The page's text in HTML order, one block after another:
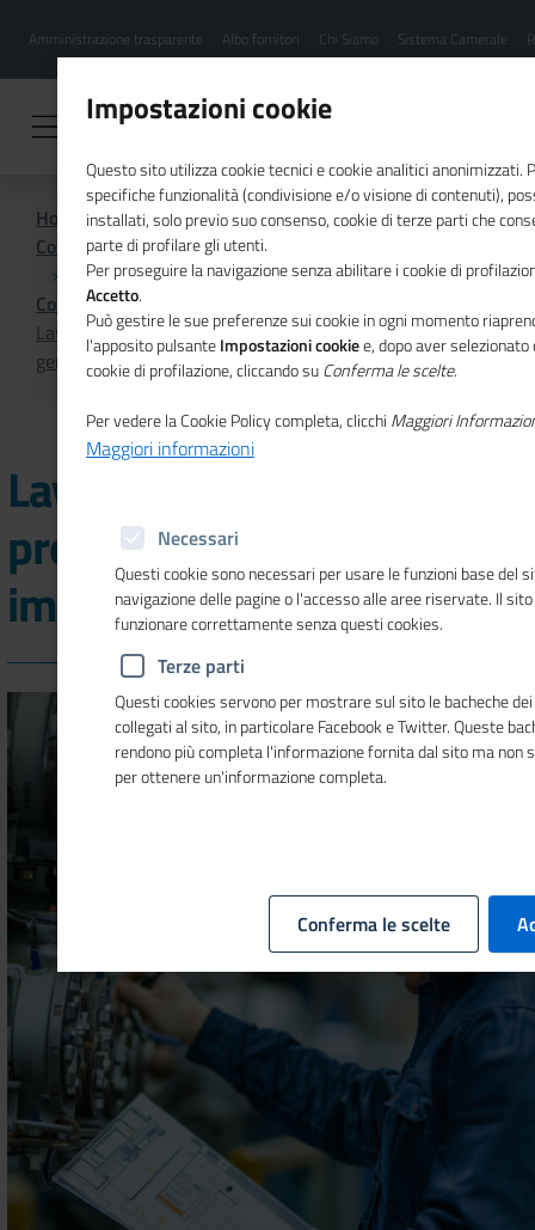
contenuto
Menu
hamburgher
Amministrazione trasparente Albo fornitori Chi Siamo Sistema Camerale
Home
Comunicazione istituzionale per il sistema camerale
Comunicati Stampa
Lavoro: 527mila contratti programmati dalle imprese a
gennaio
Lavoro: 527mila contratti
programmati dalle
imprese a gennaio
Impostazioni cookie
Questo sito utilizza cookie tecnici e cookie analitici anonimizzati.
specifiche funzionalità (condivisione e/o visione di contenuti),
installati, solo previo suo consenso, cookie di terze parti che
parte di profilare gli utenti.
Per proseguire la navigazione senza abilitare i cookie di
Accetto.
Può gestire le sue preferenze sui cookie in ogni momento
l'apposito pulsanteImpostazioni cookiee, dopo aver
cookie di profilazione, cliccando suConferma le scelte.
Per vedere la Cookie Policy completa, clicchi Maggiori
Maggiori informazioni
Necessari
Questi cookie sono necessari per usare le funzioni base del
navigazione delle pagine o l'accesso alle aree riservate. Il
funzionare correttamente senza questi cookies.
Terze parti
Questi cookies servono per mostrare sul sito le bacheche
collegati al sito, in particolare Facebook e Twitter. Queste
rendono più completa l'informazione fornita dal sito ma non
per ottenere un'informazione completa.
Conferma le scelte